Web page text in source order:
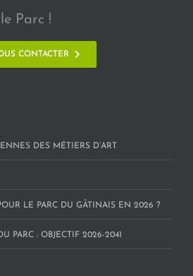
Parc !
CONTACTER
DES MÉTIERS D’ART
LE PARC DU GÂTINAIS EN 2026 ?
PARC : OBJECTIF 2026-2041